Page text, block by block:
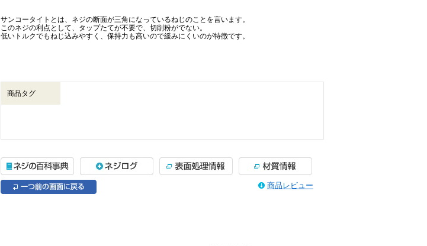
サンコータイトとは、ネジの断面が三角になっているねじのことを言います。
このネジの利点として、タップたてが不要で、切削粉がでない。
低いトルクでもねじ込みやすく、保持力も高いので緩みにくいのが特徴です。
商品タグ
商品レビュー